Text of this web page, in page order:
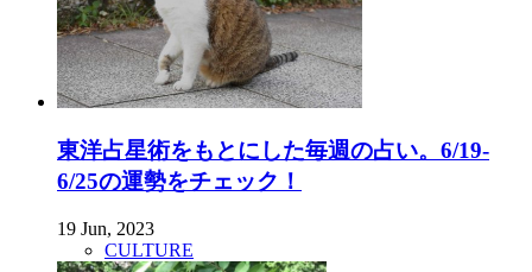
東洋占星術をもとにした毎週の占い。6/19-
6/25の運勢をチェック！
19 Jun, 2023
CULTURE